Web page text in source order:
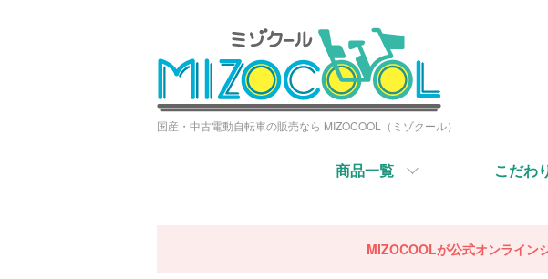
国産・中古電動自転車の販売なら MIZOCOOL（ミゾクール）
商品一覧 こだわ
MIZOCOOLが公式オンライン